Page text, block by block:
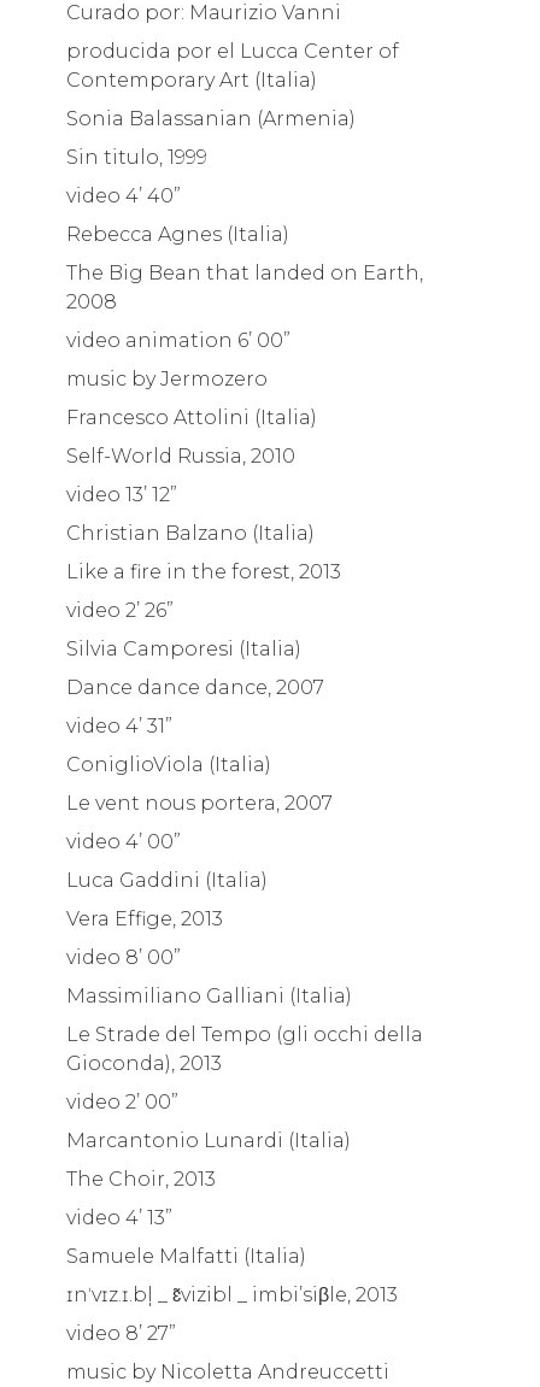
Curado por: Maurizio Vanni
producida por el Lucca Center of
Contemporary Art (Italia)
Sonia Balassanian (Armenia)
Sin titulo, 1999
video 4’ 40”
Rebecca Agnes (Italia)
The Big Bean that landed on Earth,
2008
video animation 6’ 00”
music by Jermozero
Francesco Attolini (Italia)
Self-World Russia, 2010
video 13’ 12”
Christian Balzano (Italia)
Like a fire in the forest, 2013
video 2’ 26”
Silvia Camporesi (Italia)
Dance dance dance, 2007
video 4’ 31”
ConiglioViola (Italia)
Le vent nous portera, 2007
video 4’ 00”
Luca Gaddini (Italia)
Vera Effige, 2013
video 8’ 00”
Massimiliano Galliani (Italia)
Le Strade del Tempo (gli occhi della
Gioconda), 2013
video 2’ 00”
Marcantonio Lunardi (Italia)
The Choir, 2013
video 4’ 13”
Samuele Malfatti (Italia)
ɪnˈvɪz.ɪ.bl̩ _ ɛ̃vizibl _ imbi’siβle, 2013
video 8’ 27”
music by Nicoletta Andreuccetti